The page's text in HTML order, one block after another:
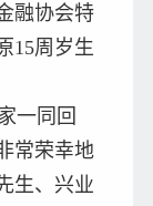
融协会特
15周岁生
一同回
常荣幸地
生、兴业